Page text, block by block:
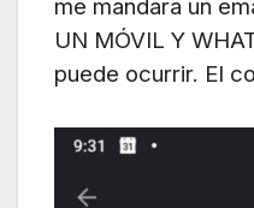
me mandara un
UN MÓVIL Y
puede ocurrir. El